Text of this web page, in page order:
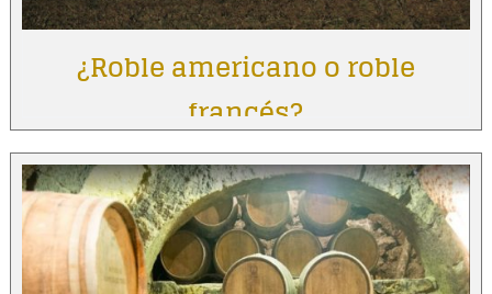
¿Roble americano o roble
francés?